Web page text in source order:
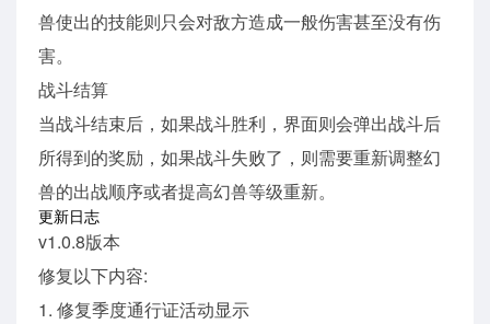
兽使出的技能则只会对敌方造成一般伤害甚至没有伤
害。
战斗结算
当战斗结束后，如果战斗胜利，界面则会弹出战斗后
所得到的奖励，如果战斗失败了，则需要重新调整幻
兽的出战顺序或者提高幻兽等级重新。
更新日志
v1.0.8版本
修复以下内容:
1. 修复季度通行证活动显示